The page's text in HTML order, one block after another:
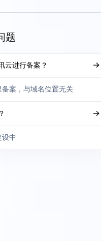
题
云进行备案？
案，与域名位置无关
中